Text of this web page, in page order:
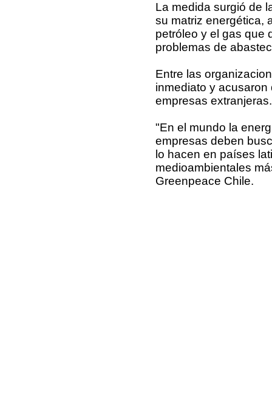
La medida surgió de
su matriz energética,
petróleo y el gas que
problemas de
Entre las
inmediato y
empresas extranjeras.
"En el mundo la
empresas deben
lo hacen en países
medioambientales
Greenpeace Chile.